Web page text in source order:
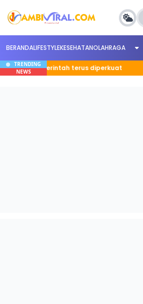
BERANDALIFESTYLEKESEHATANOLAHRAGA
TRENDING
NEWS
pemerintah terus diperkuat